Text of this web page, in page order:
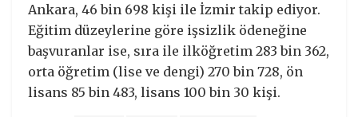
Ankara, 46 bin 698 kişi ile İzmir takip ediyor.
Eğitim düzeylerine göre işsizlik ödeneğine
başvuranlar ise, sıra ile ilköğretim 283 bin 362,
orta öğretim (lise ve dengi) 270 bin 728, ön
lisans 85 bin 483, lisans 100 bin 30 kişi.